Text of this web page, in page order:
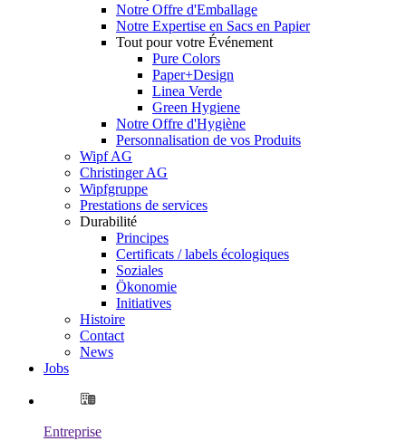
Notre Offre d'Emballage
Notre Expertise en Sacs en Papier
Tout pour votre Événement
Pure Colors
Paper+Design
Linea Verde
Green Hygiene
Notre Offre d'Hygiène
Personnalisation de vos Produits
Wipf AG
Christinger AG
Wipfgruppe
Prestations de services
Durabilité
Principes
Certificats / labels écologiques
Soziales
Ökonomie
Initiatives
Histoire
Contact
News
Jobs
Entreprise